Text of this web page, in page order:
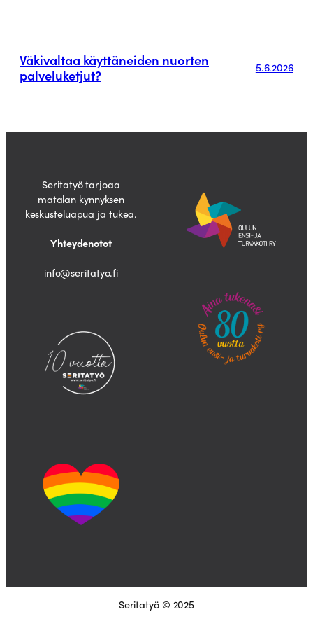
Väkivaltaa käyttäneiden nuorten
palveluketjut?
5.6.2026
Seritatyö tarjoaa
matalan kynnyksen
keskusteluapua ja tukea.
Yhteydenotot
info@seritatyo.fi
Seritatyö © 2025